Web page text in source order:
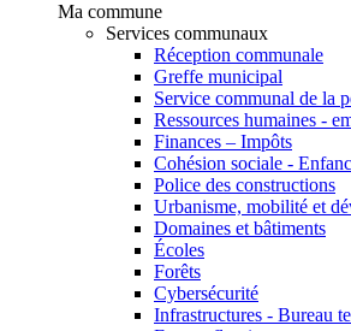
Ma commune
Services communaux
Réception communale
Greffe municipal
Service communal de la
Ressources humaines -
Finances – Impôts
Cohésion sociale -
Police des constructions
Urbanisme, mobilité et
Domaines et bâtiments
Écoles
Forêts
Cybersécurité
Infrastructures - Bureau